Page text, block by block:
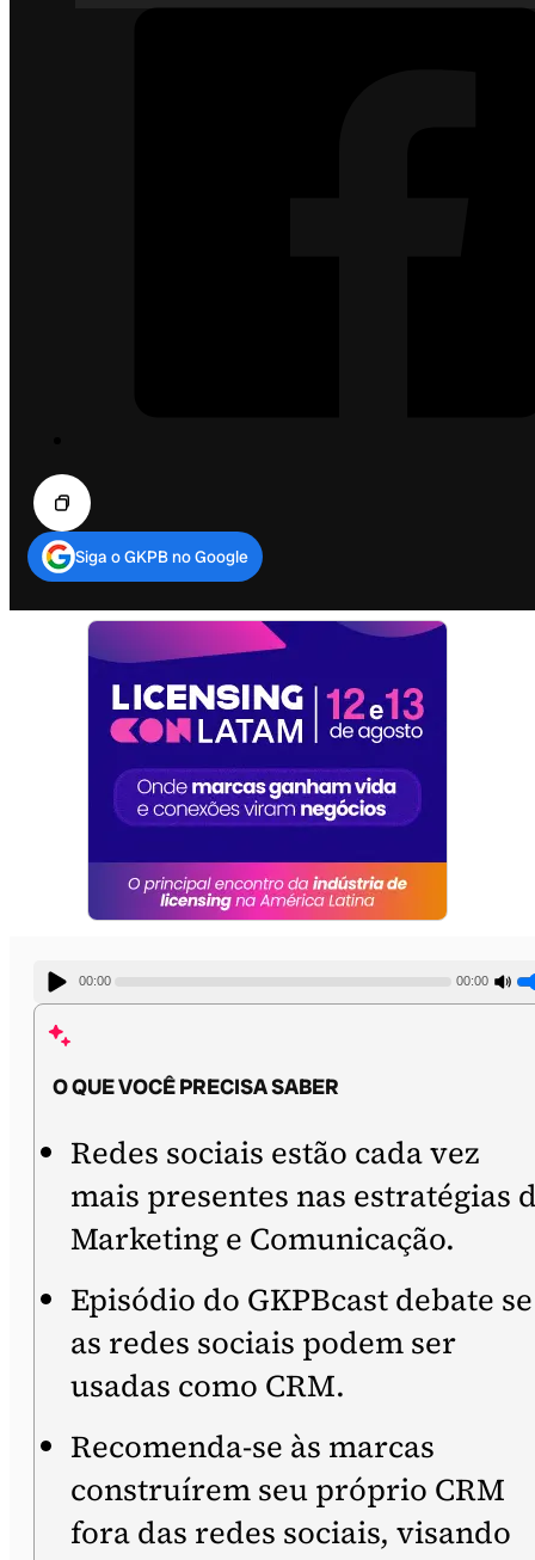
Siga o GKPB no Google
00:00 00:00
O QUE VOCÊ PRECISA SABER
Redes sociais estão cada vez
mais presentes nas estratégias
Marketing e Comunicação.
Episódio do GKPBcast debate se
as redes sociais podem ser
usadas como CRM.
Recomenda-se às marcas
construírem seu próprio CRM
fora das redes sociais, visando